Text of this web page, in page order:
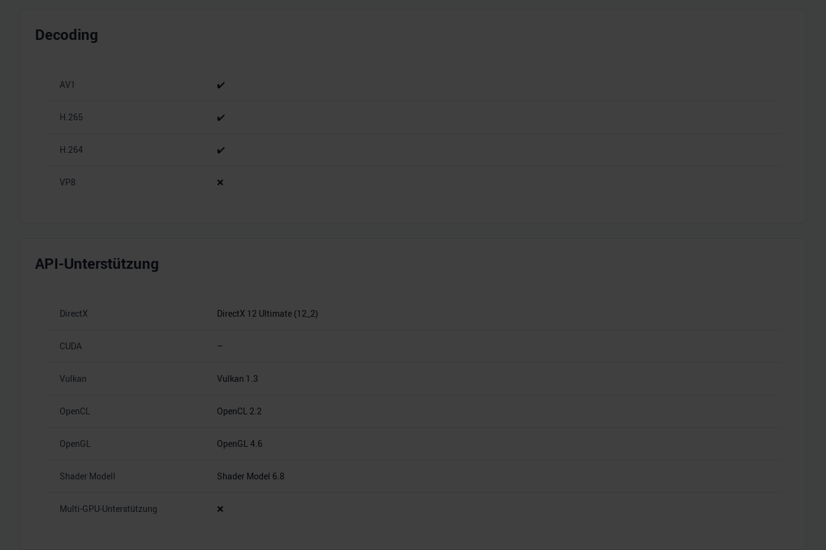
Decoding
AV1 ✔️
H.265 ✔️
H.264 ✔️
VP8 ❌
API-Unterstützung
DirectX DirectX 12 Ultimate (12_2)
CUDA –
Vulkan Vulkan 1.3
OpenCL OpenCL 2.2
OpenGL OpenGL 4.6
Shader Modell Shader Model 6.8
Multi-GPU-Unterstützung ❌